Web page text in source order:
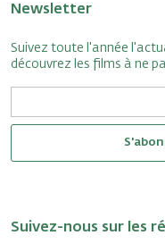
Newsletter
Suivez toute l'année
découvrez les films à ne
Suivez-nous sur les